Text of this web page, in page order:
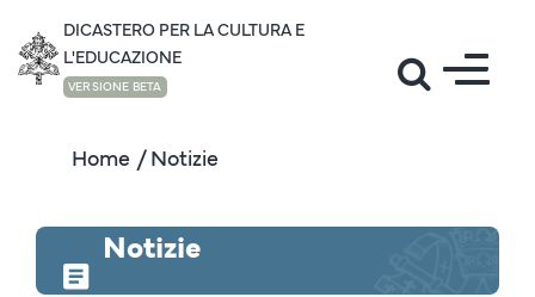
DICASTERO PER LA CULTURA E
L'EDUCAZIONE
VERSIONE BETA
Home / Notizie
Notizie